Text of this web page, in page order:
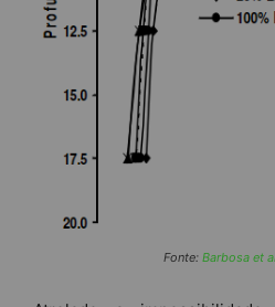
Fonte: Barbosa et